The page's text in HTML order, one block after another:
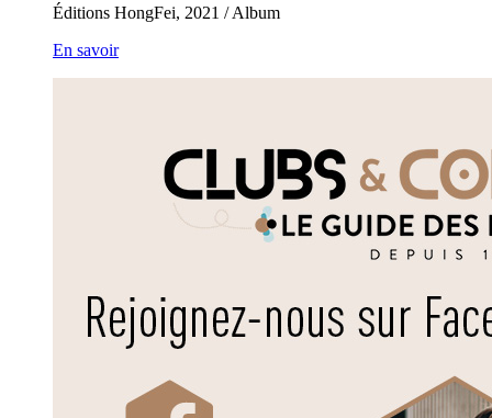
Éditions HongFei, 2021 / Album
En savoir